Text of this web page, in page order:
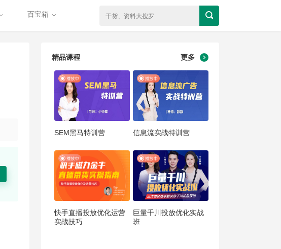
百宝箱
精品课程 更多
SEM黑马特训营 信息流实战特训营
快手直播投放优化运营
实战技巧
巨量千川投放优化实战
班